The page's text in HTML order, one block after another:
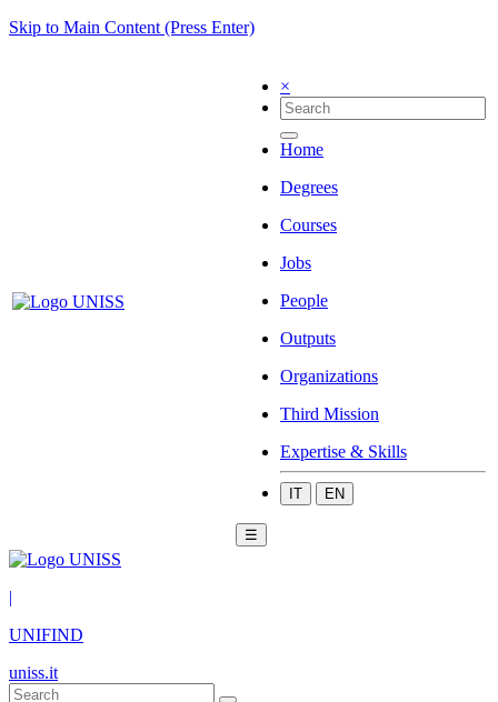
Skip to Main Content (Press Enter)
×
Home
Degrees
Courses
Jobs
People
Outputs
Organizations
Third Mission
Expertise & Skills
IT EN
☰
|
UNIFIND
uniss.it